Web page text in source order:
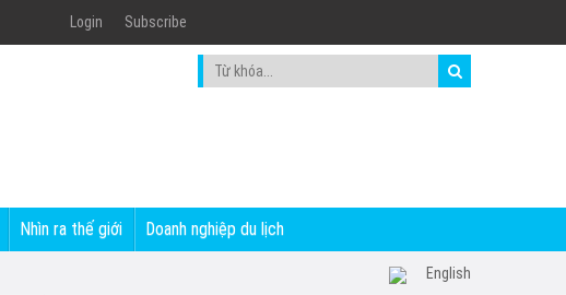
Login Subscribe
Nhìn ra thế giới Doanh nghiệp du lịch
English